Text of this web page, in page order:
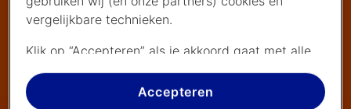
vergelijkbare technieken.
Klik op “Accepteren” als je akkoord gaat met alle
cookies. Kies je voor “Nee, liever niet”, dan
plaatsen we alleen strikt noodzakelijke cookies om
Accepteren